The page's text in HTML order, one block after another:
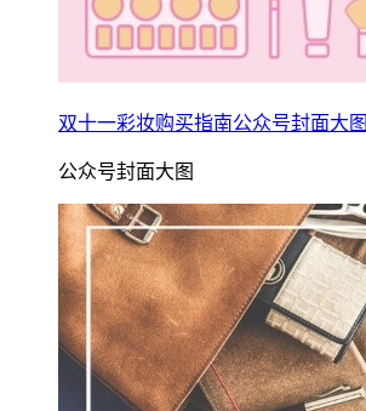
双十一彩妆购买指南公众号封面大图
公众号封面大图